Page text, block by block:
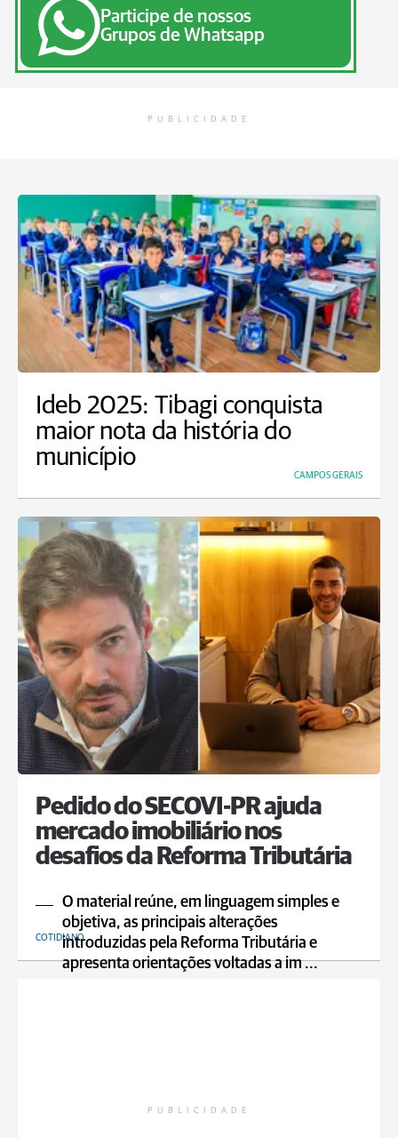
Participe de nossos
Grupos de Whatsapp
PUBLICIDADE
Ideb 2025: Tibagi conquista
maior nota da história do
município
CAMPOS GERAIS
Pedido do SECOVI-PR ajuda
mercado imobiliário nos
desafios da Reforma Tributária
O material reúne, em linguagem simples e
objetiva, as principais alterações
introduzidas pela Reforma Tributária e
apresenta orientações voltadas a im ...
COTIDIANO
PUBLICIDADE